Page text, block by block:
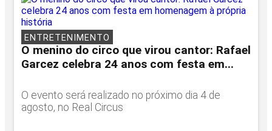
ENTRETENIMENTO
O menino do circo que virou cantor: Rafael
Garcez celebra 24 anos com festa em...
O evento será realizado no próximo dia 4 de
agosto, no Real Circus